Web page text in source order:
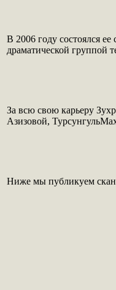
В 2006 году состоялся
драматической группой
За всю свою карьеру
Азизовой,
Ниже мы публикуем